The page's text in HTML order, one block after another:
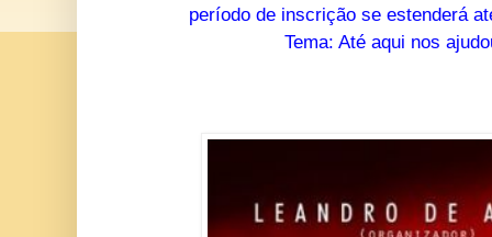
período de inscrição se estenderá
Tema: Até aqui nos